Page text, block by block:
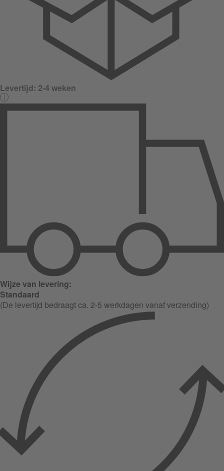
Levertijd: 2-4 weken
Wijze van levering:
Standaard
(De levertijd bedraagt ca. 2-5 werkdagen vanaf verzending)